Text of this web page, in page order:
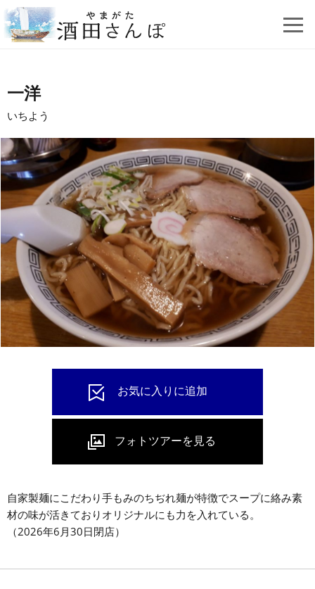
一洋
いちよう
自家製麺にこだわり手もみのちぢれ麺が特徴でスープに絡み素
材の味が活きておりオリジナルにも力を入れている。
（2026年6月30日閉店）